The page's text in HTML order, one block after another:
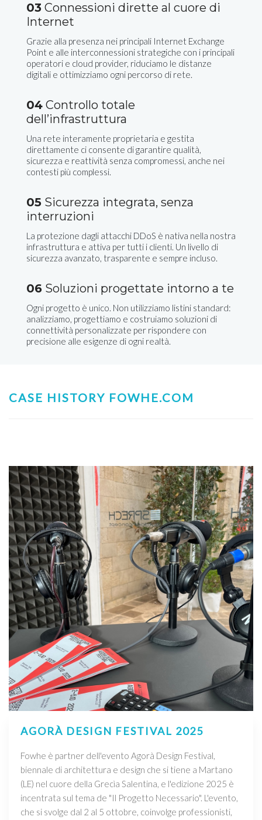
03 Connessioni dirette al cuore di
Internet
Grazie alla presenza nei principali Internet Exchange
Point e alle interconnessioni strategiche con i principali
operatori e cloud provider, riduciamo le distanze
digitali e ottimizziamo ogni percorso di rete.
04 Controllo totale
dell’infrastruttura
Una rete interamente proprietaria e gestita
direttamente ci consente di garantire qualità,
sicurezza e reattività senza compromessi, anche nei
contesti più complessi.
05 Sicurezza integrata, senza
interruzioni
La protezione dagli attacchi DDoS è nativa nella nostra
infrastruttura e attiva per tutti i clienti. Un livello di
sicurezza avanzato, trasparente e sempre incluso.
06 Soluzioni progettate intorno a te
Ogni progetto è unico. Non utilizziamo listini standard:
analizziamo, progettiamo e costruiamo soluzioni di
connettività personalizzate per rispondere con
precisione alle esigenze di ogni realtà.
CASE HISTORY FOWHE.COM
AGORÀ DESIGN FESTIVAL 2025
Fowhe è partner dell'evento Agorà Design Festival,
biennale di architettura e design che si tiene a Martano
(LE) nel cuore della Grecìa Salentina, e l'edizione 2025 è
incentrata sul tema de "Il Progetto Necessario". L'evento,
che si svolge dal 2 al 5 ottobre, coinvolge professionisti,